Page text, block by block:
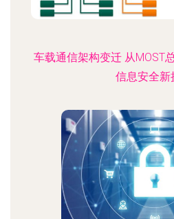
车载通信架构变迁 从MOST
信息安全新